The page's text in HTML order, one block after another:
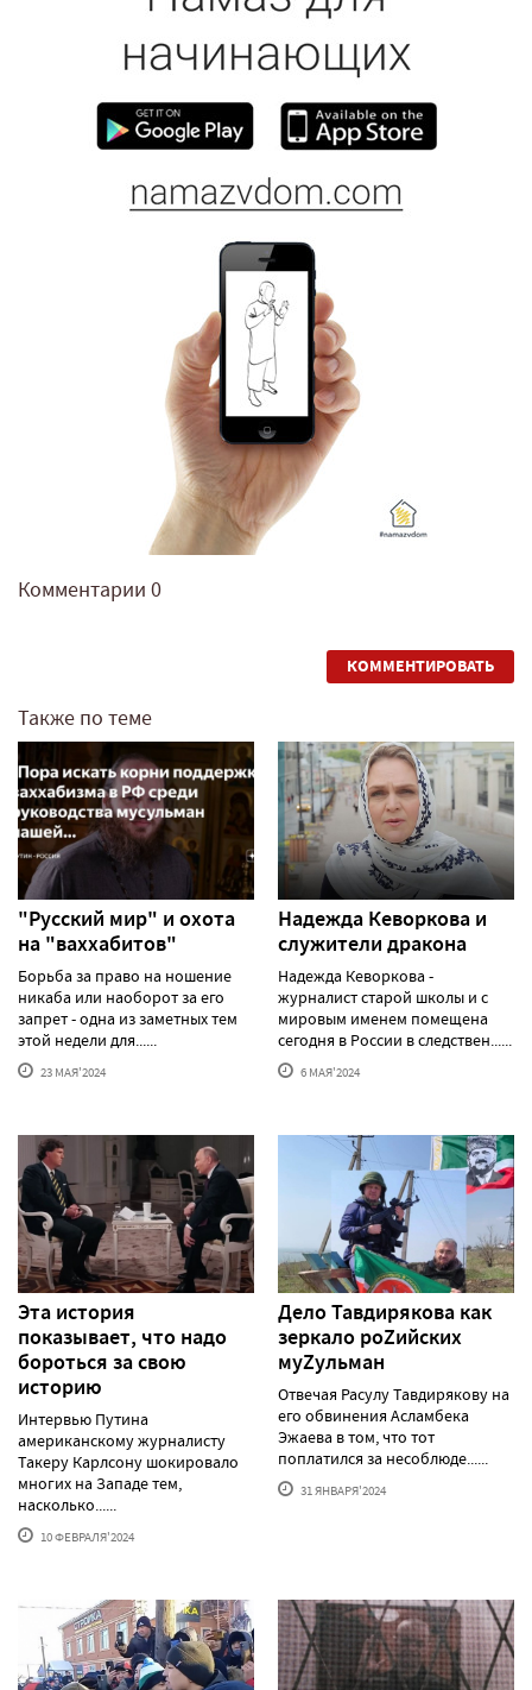
Комментарии 0
КОММЕНТИРОВАТЬ
Также по теме
"Русский мир" и охота
на "ваххабитов"
Борьба за право на ношение
никаба или наоборот за его
запрет - одна из заметных тем
этой недели для......
23 МАЯ'2024
Надежда Кеворкова и
служители дракона
Надежда Кеворкова -
журналист старой школы и с
мировым именем помещена
сегодня в России в следствен......
6 МАЯ'2024
Эта история
показывает, что надо
бороться за свою
историю
Интервью Путина
американскому журналисту
Такеру Карлсону шокировало
многих на Западе тем,
насколько......
10 ФЕВРАЛЯ'2024
Дело Тавдирякова как
зеркало роZийских
муZульман
Отвечая Расулу Тавдирякову на
его обвинения Асламбека
Эжаева в том, что тот
поплатился за несоблюде......
31 ЯНВАРЯ'2024